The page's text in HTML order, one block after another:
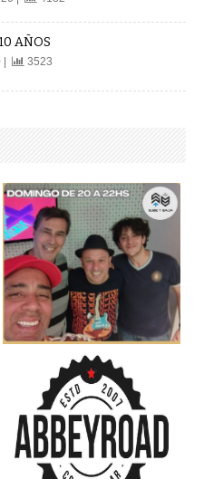
AÑOS
| 3523